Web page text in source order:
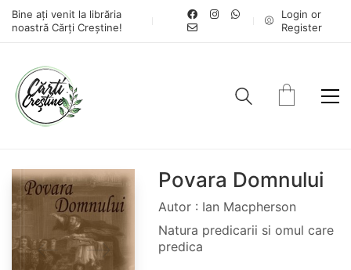
Bine ați venit la librăria
noastră Cărți Creștine!
Login or
Register
Povara Domnului
Autor : Ian Macpherson
Natura predicarii si omul care
predica